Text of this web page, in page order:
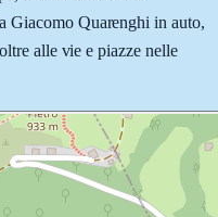
Giacomo Quarenghi in auto,
alle vie e piazze nelle